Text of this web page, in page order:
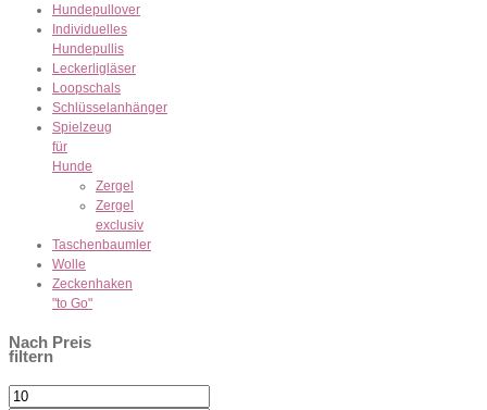
Hundepullover
Individuelles
Hundepullis
Leckerligläser
Loopschals
Schlüsselanhänger
Spielzeug
für
Hunde
Zergel
Zergel
exclusiv
Taschenbaumler
Wolle
Zeckenhaken
"to Go"
Nach Preis
filtern
Min.